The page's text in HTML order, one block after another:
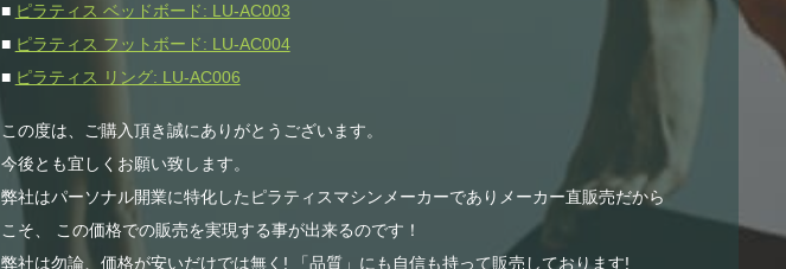
■ ピラティス ベッドボード: LU-AC003
■ ピラティス フットボード: LU-AC004
■ ピラティス リング: LU-AC006
この度は、ご購入頂き誠にありがとうございます。
今後とも宜しくお願い致します。
弊社はパーソナル開業に特化したピラティスマシンメーカーでありメーカー直販売だから
こそ、 この価格での販売を実現する事が出来るのです！
弊社は勿論、価格が安いだけでは無く! 「品質」にも自信も持って販売しております!